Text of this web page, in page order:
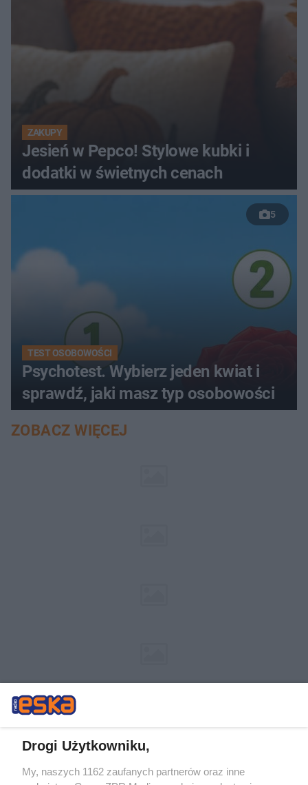
ZAKUPY
Jesień w Pepco! Stylowe kubki i
dodatki w świetnych cenach
5
TEST OSOBOWOŚCI
Psychotest. Wybierz jeden kwiat i
sprawdź, jaki masz typ osobowości
ZOBACZ WIĘCEJ
Drogi Użytkowniku,
My, naszych 1162 zaufanych partnerów oraz inne